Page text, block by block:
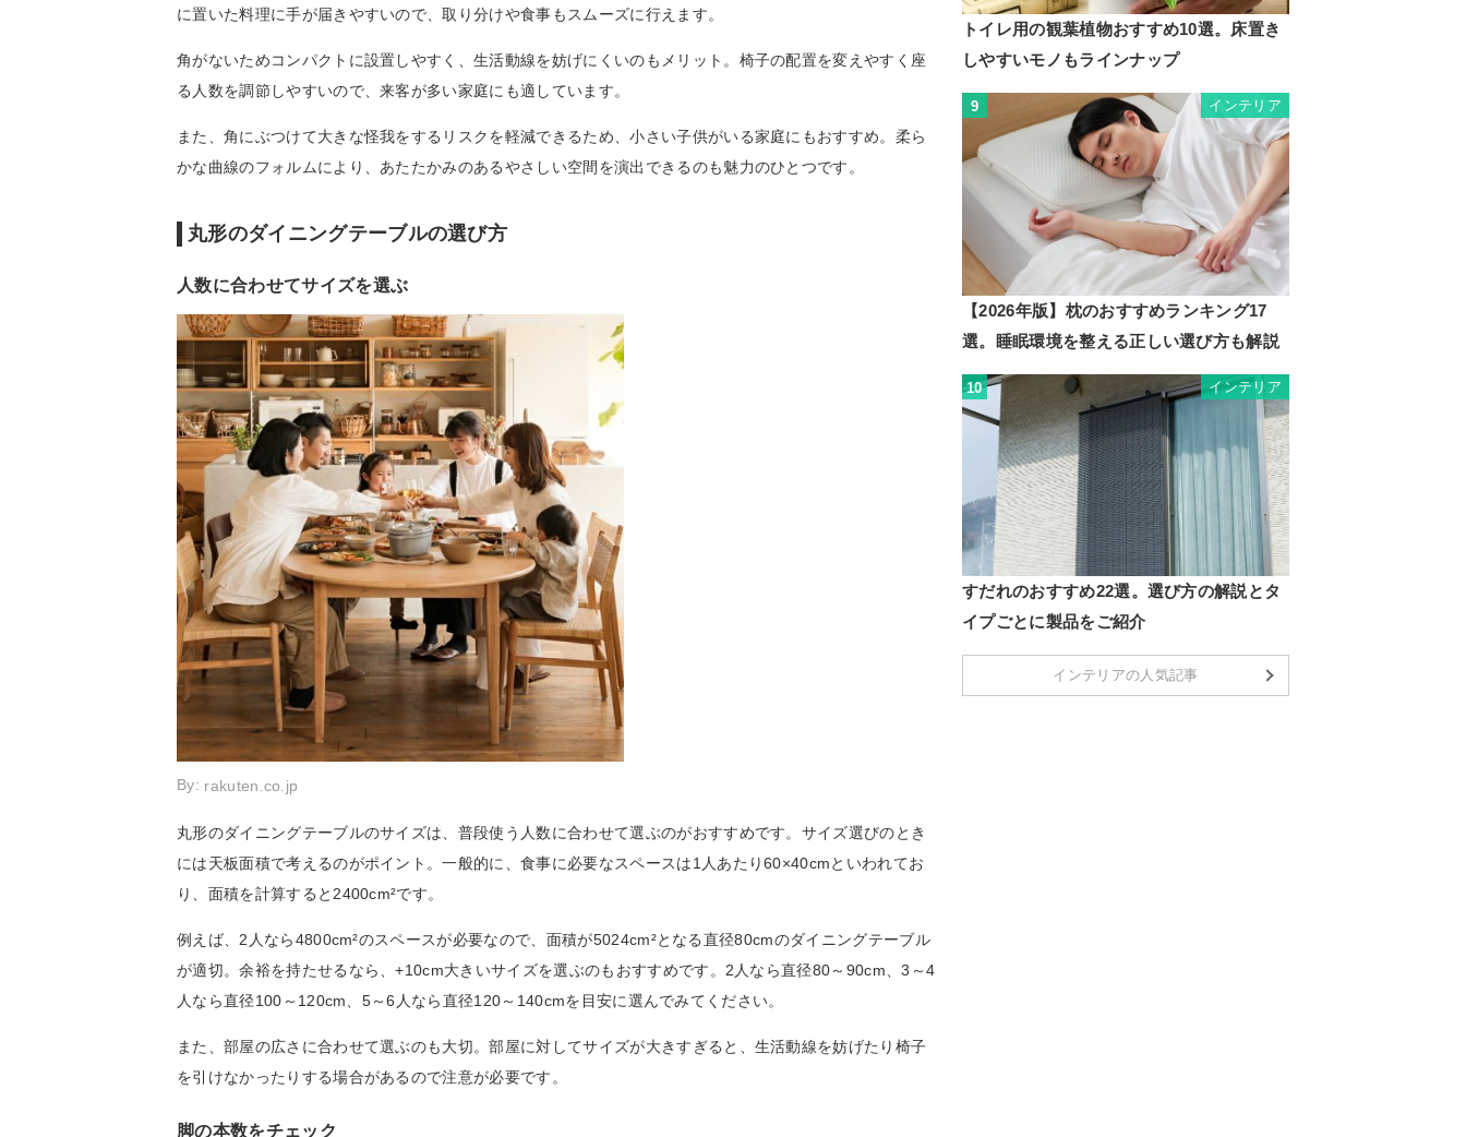
に置いた料理に手が届きやすいので、取り分けや食事もスムーズに行えます。
角がないためコンパクトに設置しやすく、生活動線を妨げにくいのもメリット。椅子の配置を変えやすく座
る人数を調節しやすいので、来客が多い家庭にも適しています。
また、角にぶつけて大きな怪我をするリスクを軽減できるため、小さい子供がいる家庭にもおすすめ。柔ら
かな曲線のフォルムにより、あたたかみのあるやさしい空間を演出できるのも魅力のひとつです。
丸形のダイニングテーブルの選び方
人数に合わせてサイズを選ぶ
By: rakuten.co.jp
丸形のダイニングテーブルのサイズは、普段使う人数に合わせて選ぶのがおすすめです。サイズ選びのとき
には天板面積で考えるのがポイント。一般的に、食事に必要なスペースは1人あたり60×40cmといわれてお
り、面積を計算すると2400cm²です。
例えば、2人なら4800cm²のスペースが必要なので、面積が5024cm²となる直径80cmのダイニングテーブル
が適切。余裕を持たせるなら、+10cm大きいサイズを選ぶのもおすすめです。2人なら直径80～90cm、3～4
人なら直径100～120cm、5～6人なら直径120～140cmを目安に選んでみてください。
また、部屋の広さに合わせて選ぶのも大切。部屋に対してサイズが大きすぎると、生活動線を妨げたり椅子
を引けなかったりする場合があるので注意が必要です。
脚の本数をチェック
トイレ用の観葉植物おすすめ10選。床置き
しやすいモノもラインナップ
9 インテリア
【2026年版】枕のおすすめランキング17
選。睡眠環境を整える正しい選び方も解説
10 インテリア
すだれのおすすめ22選。選び方の解説とタ
イプごとに製品をご紹介
インテリアの人気記事